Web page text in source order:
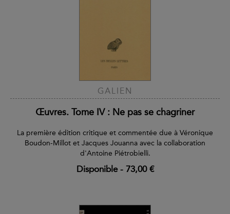
GALIEN
Œuvres. Tome IV : Ne pas se chagriner
La première édition critique et commentée due à Véronique
Boudon-Millot et Jacques Jouanna avec la collaboration
d'Antoine Piétrobielli.
Disponible- 73,00 €